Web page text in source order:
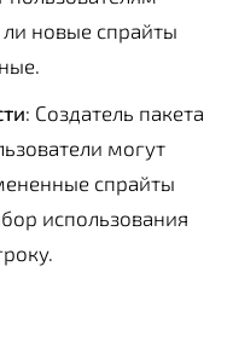
новые спрайты
: Создатель пакета
могут
спрайты
использования